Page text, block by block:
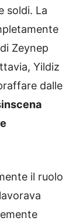
soldi. La
Zeynep
Yildiz
dalle
il ruolo